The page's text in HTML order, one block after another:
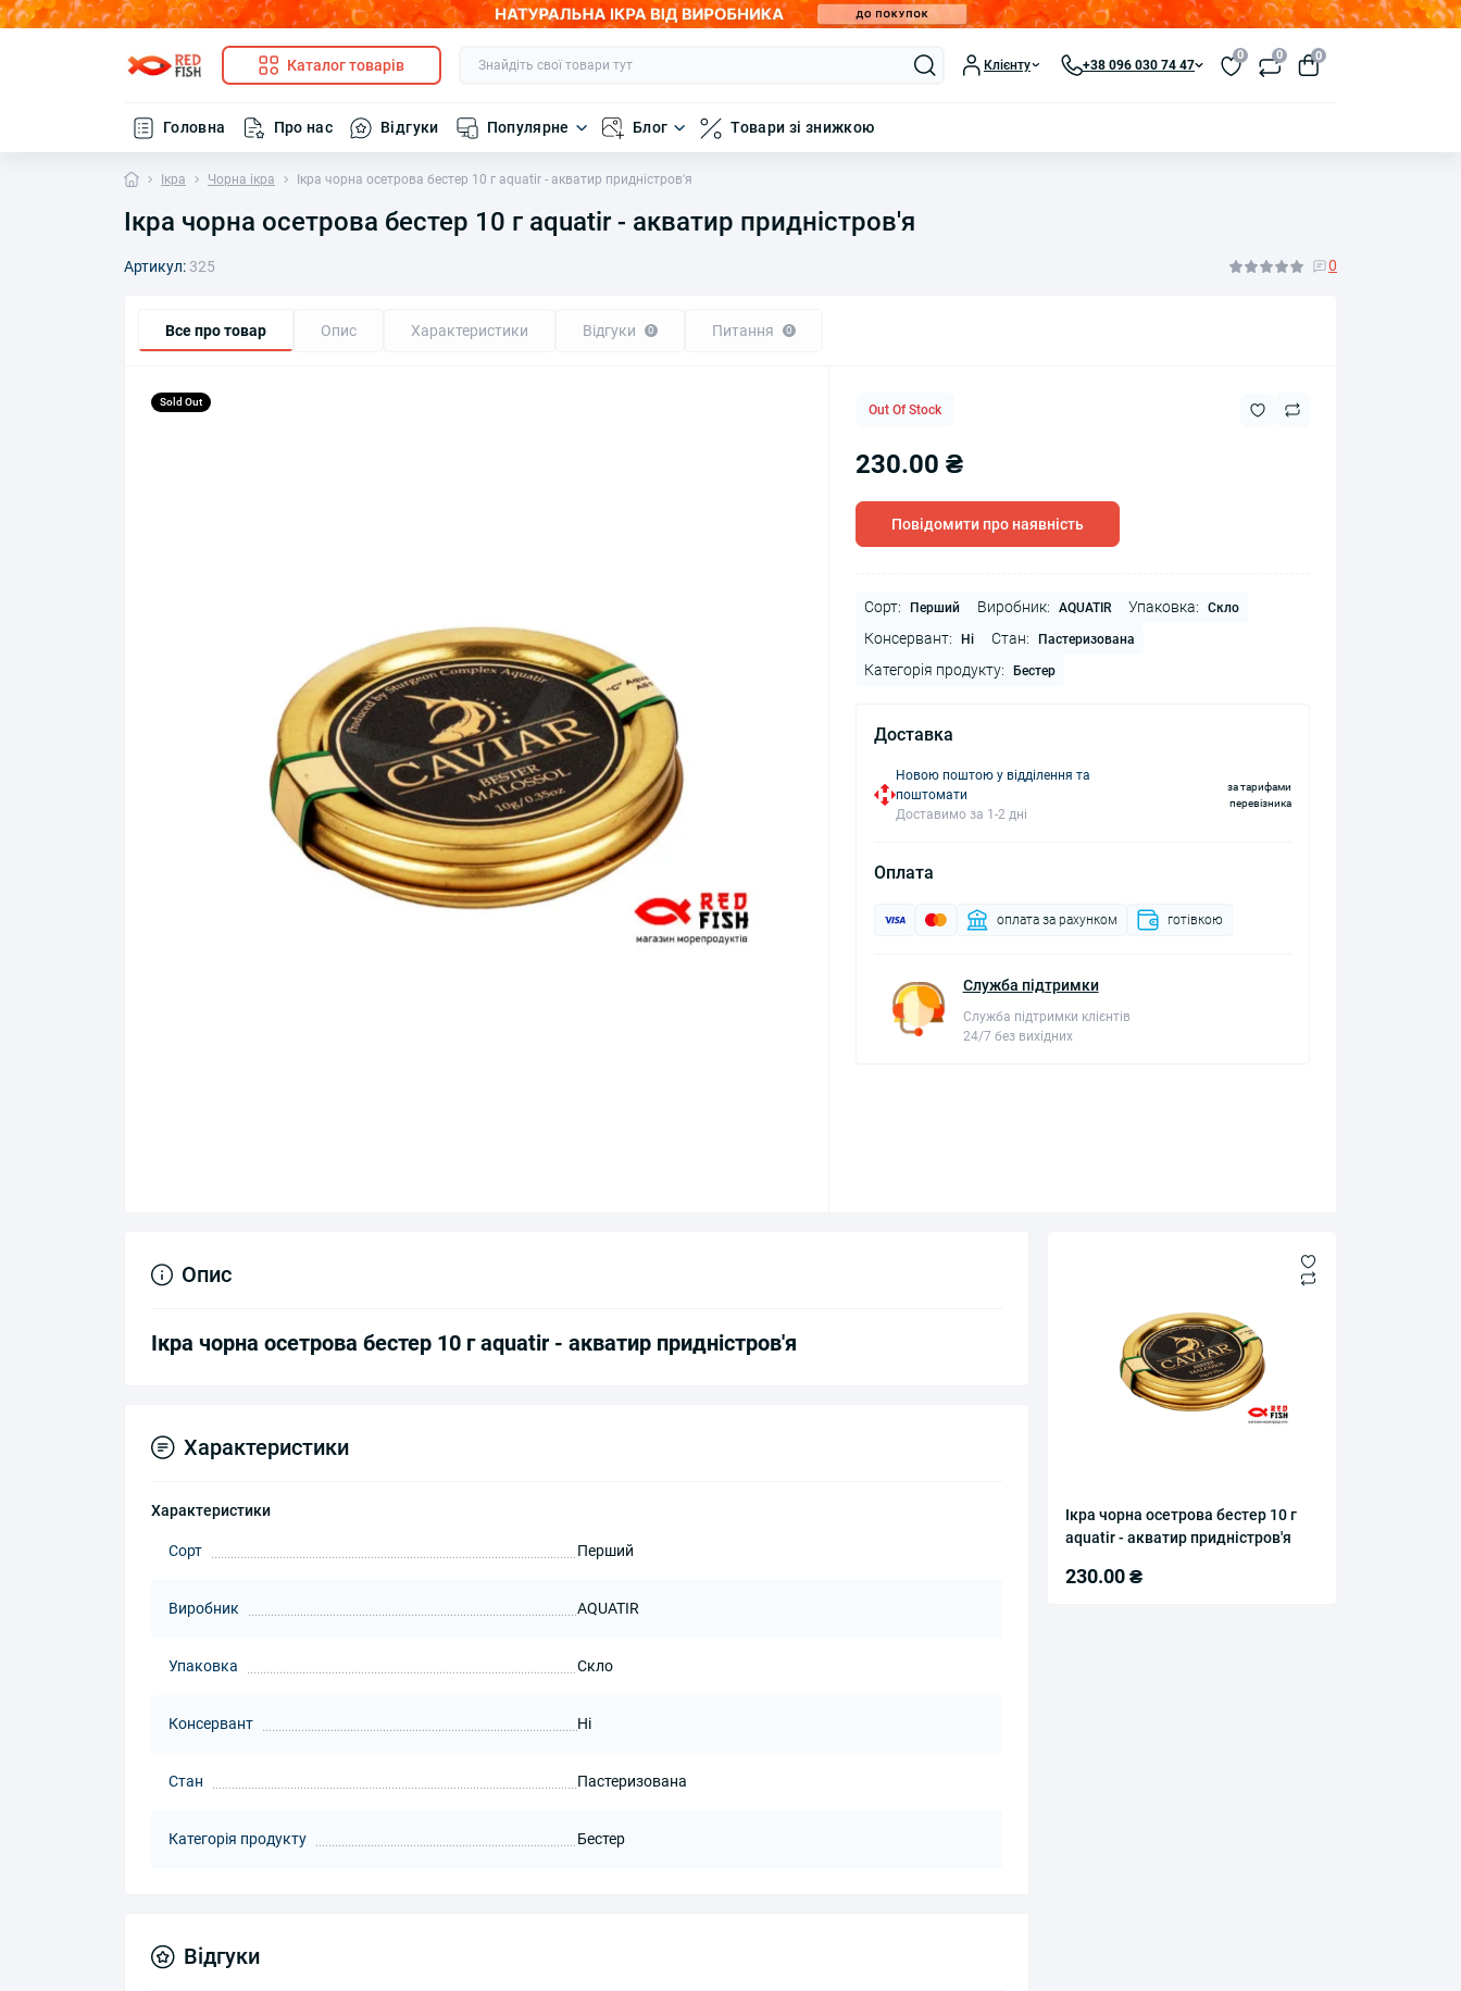
Каталог товарів Клієнту +38 096 030 74 47
0 0 0
Головна Про нас Відгуки Популярне Блог Товари зі знижкою
Ікра Чорна ікра Ікра чорна осетрова бестер 10 г aquatir - акватир придністров'я
Ікра чорна осетрова бестер 10 г aquatir - акватир придністров'я
Артикул: 325 0
Все про товар Опис Характеристики Відгуки 0 Питання 0
Sold Out
Out Of Stock
230.00 ₴
Повідомити про наявність
Сорт: Перший Виробник: AQUATIR Упаковка: Скло
Консервант: Ні Стан: Пастеризована
Категорія продукту: Бестер
Доставка
Новою поштою у відділення та
поштомати
Доставимо за 1-2 дні
за тарифами
перевізника
Оплата
оплата за рахунком готівкою
Служба підтримки
Служба підтримки клієнтів
24/7 без вихідних
Ікра чорна осетрова бестер 10 г
aquatir - акватир придністров'я
230.00 ₴
Опис
Ікра чорна осетрова бестер 10 г aquatir - акватир придністров'я
Характеристики
Характеристики
Сорт Перший
Виробник AQUATIR
Упаковка Скло
Консервант Ні
Стан Пастеризована
Категорія продукту Бестер
Відгуки